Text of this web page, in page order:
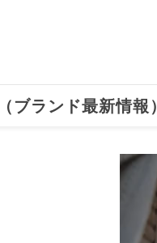
（ブランド最新情報）